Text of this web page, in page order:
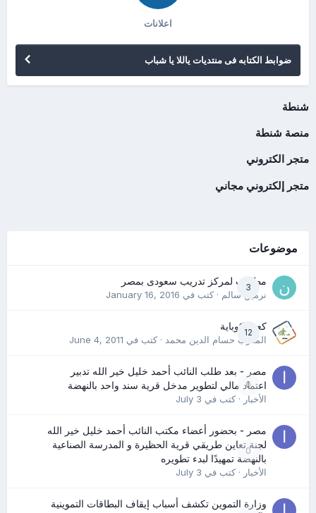
اعلانات
ضوابط الكتابه فى منتديات ياللا يا شباب
شنطة
منصة شنطة
متجر الكتروني
متجر إلكتروني مجاني
موضوعات
3
مطلوب لمركز تدريب سعودى بمصر
نرمين سالم· كتب في January 16, 2016
12
كعب كوباية
المدرب حسام الدين محمد· كتب في June 4, 2011
0
مصر - بعد طلب النائب أحمد خليل خير الله تدبير
اعتماد مالي لتطوير مدخل قرية سند واحد بالنهضة
الأخبار· كتب في July 3
0
مصر - بحضور أعضاء مكتب النائب أحمد خليل خير الله
لجنة تعاين طريقي قرية الحظيرة و المدرسة الصناعية
بالنهضة تمهيدًا لبدء تطويره
الأخبار· كتب في July 3
وزارة التموين تكشف أسباب إيقاف البطاقات التموينية